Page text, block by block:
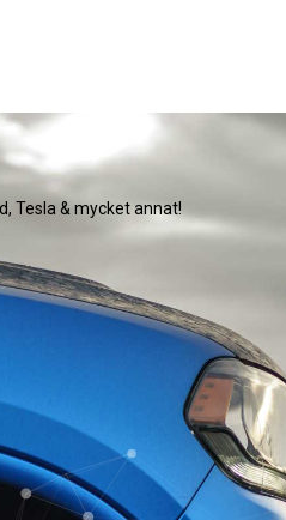
Tesla & mycket annat!